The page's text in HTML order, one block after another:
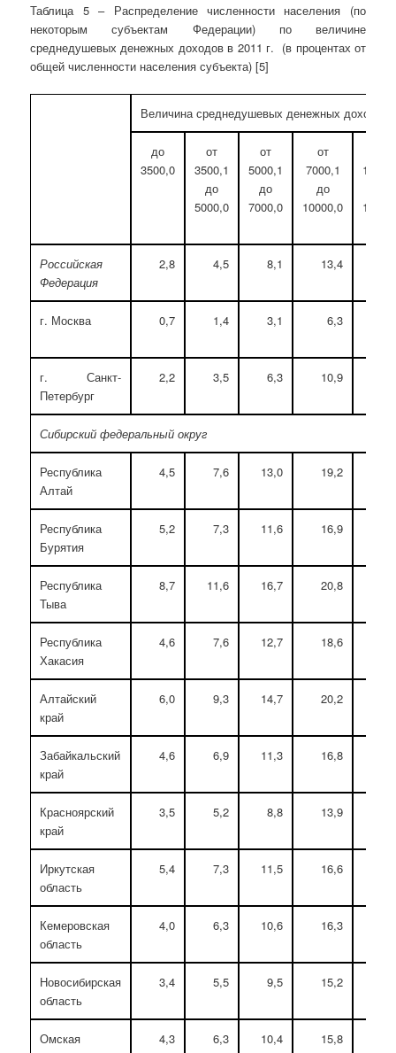
Таблица 5 – Распределение численности населения (по
некоторым субъектам Федерации) по величине
среднедушевых денежных доходов в 2011 г. (в процентах от
общей численности населения субъекта) [5]
Величина среднедушевых денежных доходов,
до
3500,0
от
3500,1
до
5000,0
от
5000,1
до
7000,0
от
7000,1
до
10000,0
Российская
Федерация
2,8 4,5 8,1 13,4
г. Москва 0,7 1,4 3,1 6,3
г. Санкт-
Петербург
2,2 3,5 6,3 10,9
Сибирский федеральный округ
Республика
Алтай
4,5 7,6 13,0 19,2
Республика
Бурятия
5,2 7,3 11,6 16,9
Республика
Тыва
8,7 11,6 16,7 20,8
Республика
Хакасия
4,6 7,6 12,7 18,6
Алтайский
край
6,0 9,3 14,7 20,2
Забайкальский
край
4,6 6,9 11,3 16,8
Красноярский
край
3,5 5,2 8,8 13,9
Иркутская
область
5,4 7,3 11,5 16,6
Кемеровская
область
4,0 6,3 10,6 16,3
Новосибирская
область
3,4 5,5 9,5 15,2
Омская
4,3 6,3 10,4 15,8